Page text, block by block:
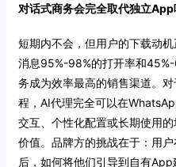
对话式商务会完全取代独立App
短期内不会，但用户的下载动
消息95%-98%的打开率和
务成为效率最高的销售渠道。
程，AI代理完全可以在
交互、个性化配置或长期使用
价值。品牌方的挑战在于：用
后，如何将他们引导到自有